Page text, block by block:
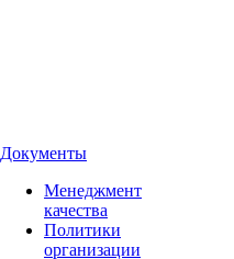
Документы
Менеджмент
качества
Политики
организации